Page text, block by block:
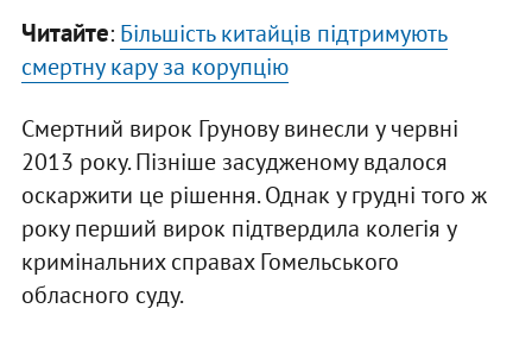
Читайте: Більшість китайців підтримують
смертну кару за корупцію
Смертний вирок Грунову винесли у червні
2013 року. Пізніше засудженому вдалося
оскаржити це рішення. Однак у грудні того ж
року перший вирок підтвердила колегія у
кримінальних справах Гомельського
обласного суду.